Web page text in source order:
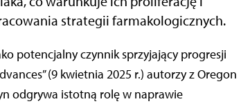
strategii farmakologicznych.
(9 kwietnia 2025 r.) autorzy z Oregon
odgrywa istotną rolę w naprawie